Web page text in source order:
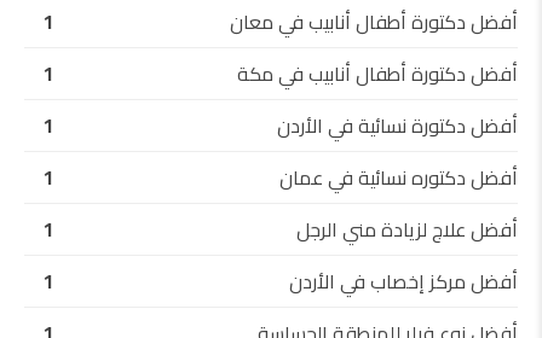
أفضل دكتورة أطفال أنابيب في معان
1
أفضل دكتورة أطفال أنابيب في مكة
1
أفضل دكتورة نسائية في الأردن
1
أفضل دكتوره نسائية في عمان
1
أفضل علاج لزيادة مني الرجل
1
أفضل مركز إخصاب في الأردن
1